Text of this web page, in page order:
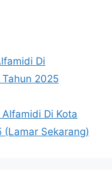
Di
2025
Di Kota
(Lamar Sekarang)